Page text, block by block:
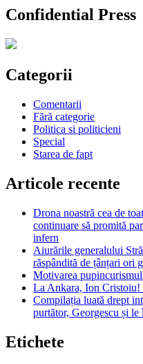
Confidential Press
Categorii
Comentarii
Fără categorie
Politica si politicieni
Special
Starea de fapt
Articole recente
Drona noastră cea de
continuare să promită
infern
Aiurările generalului
răspândită de țânțari ori
Motivarea
La Ankara, Ion Cristoiu!
Compilația luată drept
purtător, Georgescu și le
Etichete